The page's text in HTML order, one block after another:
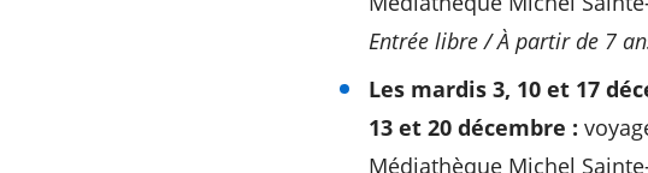
Entrée libre / À partir de 7
Les mardis 3, 10 et 17
13 et 20 décembre :
Médiathèque Michel